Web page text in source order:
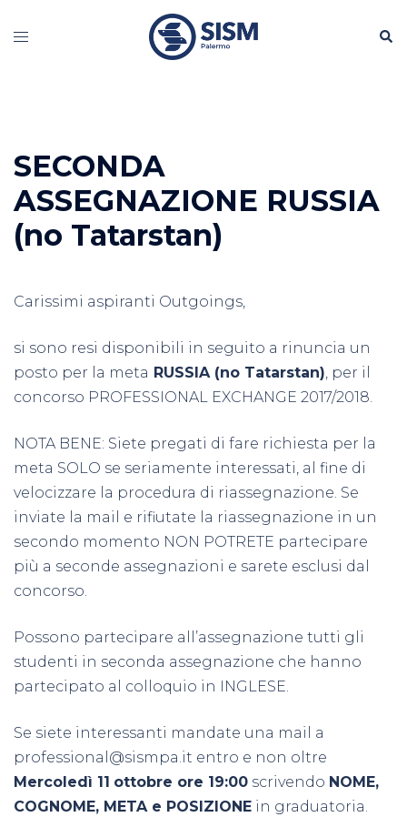
Mostra/Nascondi
SECONDA
ASSEGNAZIONE RUSSIA
(no Tatarstan)
Carissimi aspiranti Outgoings,
si sono resi disponibili in seguito a rinuncia un
posto per la meta RUSSIA (no Tatarstan), per il
concorso PROFESSIONAL EXCHANGE 2017/2018.
NOTA BENE: Siete pregati di fare richiesta per la
meta SOLO se seriamente interessati, al fine di
velocizzare la procedura di riassegnazione. Se
inviate la mail e rifiutate la riassegnazione in un
secondo momento NON POTRETE partecipare
più a seconde assegnazioni e sarete esclusi dal
concorso.
Possono partecipare all’assegnazione tutti gli
studenti in seconda assegnazione che hanno
partecipato al colloquio in INGLESE.
Se siete interessanti mandate una mail a
professional@sismpa.it entro e non oltre
Mercoledì 11 ottobre ore 19:00 scrivendo NOME,
COGNOME, META e POSIZIONE in graduatoria.